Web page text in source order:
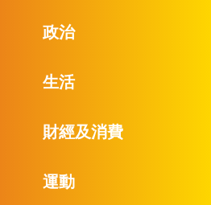
政治
生活
財經及消費
運動